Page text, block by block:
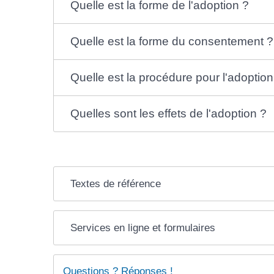
Quelle est la forme de l'adoption ?
Quelle est la forme du consentement ?
Quelle est la procédure pour
Quelles sont les effets de l'adoption ?
Textes de référence
Services en ligne et formulaires
Questions ? Réponses !